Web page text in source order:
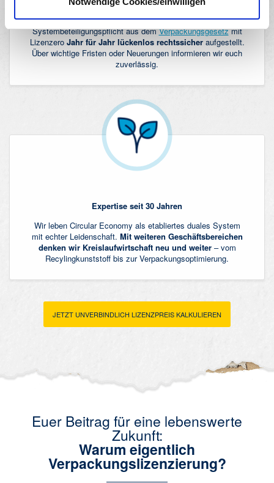
Solange ihr zufrieden mit uns seid, seid ihr hinsichtlich der
Systembeteiligungspflicht aus demVerpackungsgesetzmit
Lizenzero Jahr für Jahr lückenlos rechtssicheraufgestellt.
Über wichtige Fristen oder Neuerungen informieren wir euch
zuverlässig.
Expertise seit 30 Jahren
Wir leben Circular Economy als etabliertes duales System
mit echter Leidenschaft. Mit weiteren Geschäftsbereichen
denken wir Kreislaufwirtschaft neu und weiter– vom
Recylingkunststoff bis zur Verpackungsoptimierung.
JETZT UNVERBINDLICH LIZENZPREIS KALKULIEREN
Euer Beitrag für eine lebenswerte
Zukunft:
Warum eigentlich
Verpackungslizenzierung?